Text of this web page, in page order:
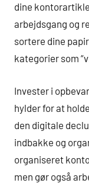
dine
arbejdsgang og
sortere dine
kategorier som
Invester i
hylder for at
den digitale
indbakke og
organiseret
men gør også